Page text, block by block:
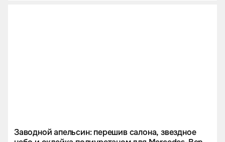
Заводной апельсин: перешив салона, звездное